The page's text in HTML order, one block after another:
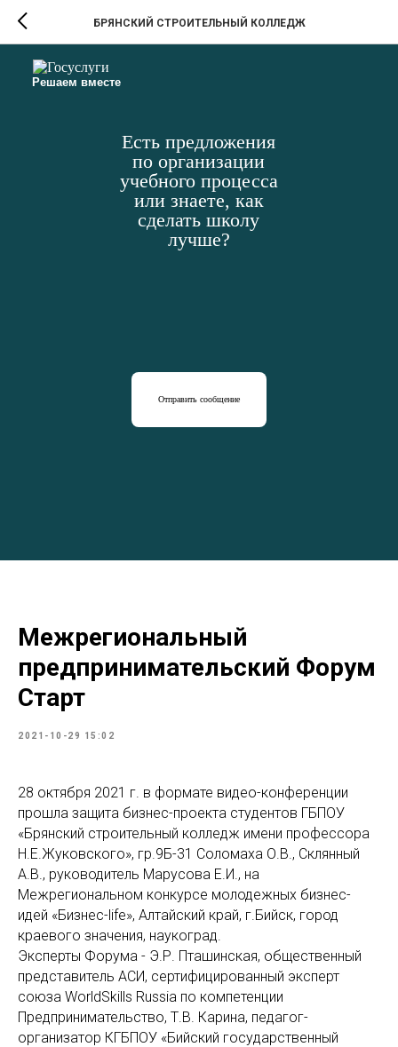
Решаем вместе
Есть предложения
по организации
учебного процесса
или знаете, как
сделать школу
лучше?
Отправить сообщение
БРЯНСКИЙ СТРОИТЕЛЬНЫЙ КОЛЛЕДЖ
Межрегиональный
предпринимательский Форум
Старт
2021-10-29 15:02
28 октября 2021 г. в формате видео-конференции
прошла защита бизнес-проекта студентов ГБПОУ
«Брянский строительный колледж имени профессора
Н.Е.Жуковского», гр.9Б-31 Соломаха О.В., Склянный
А.В., руководитель Марусова Е.И., на
Межрегиональном конкурсе молодежных бизнес-
идей «Бизнес-life», Алтайский край, г.Бийск, город
краевого значения, наукоград.
Эксперты Форума - Э.Р. Пташинская, общественный
представитель АСИ, сертифицированный эксперт
союза WorldSkills Russia по компетенции
Предпринимательство, Т.В. Карина, педагог-
организатор КГБПОУ «Бийский государственный